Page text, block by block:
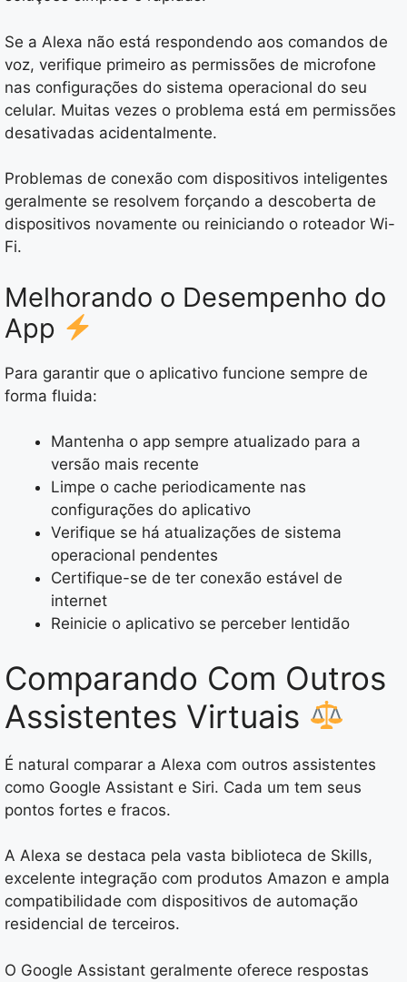
Se a Alexa não está respondendo aos comandos de
voz, verifique primeiro as permissões de microfone
nas configurações do sistema operacional do seu
celular. Muitas vezes o problema está em permissões
desativadas acidentalmente.
Problemas de conexão com dispositivos inteligentes
geralmente se resolvem forçando a descoberta de
dispositivos novamente ou reiniciando o roteador Wi-
Fi.
Melhorando o Desempenho do
App
Para garantir que o aplicativo funcione sempre de
forma fluida:
Mantenha o app sempre atualizado para a
versão mais recente
Limpe o cache periodicamente nas
configurações do aplicativo
Verifique se há atualizações de sistema
operacional pendentes
Certifique-se de ter conexão estável de
internet
Reinicie o aplicativo se perceber lentidão
Comparando Com Outros
Assistentes Virtuais
É natural comparar a Alexa com outros assistentes
como Google Assistant e Siri. Cada um tem seus
pontos fortes e fracos.
A Alexa se destaca pela vasta biblioteca de Skills,
excelente integração com produtos Amazon e ampla
compatibilidade com dispositivos de automação
residencial de terceiros.
O Google Assistant geralmente oferece respostas